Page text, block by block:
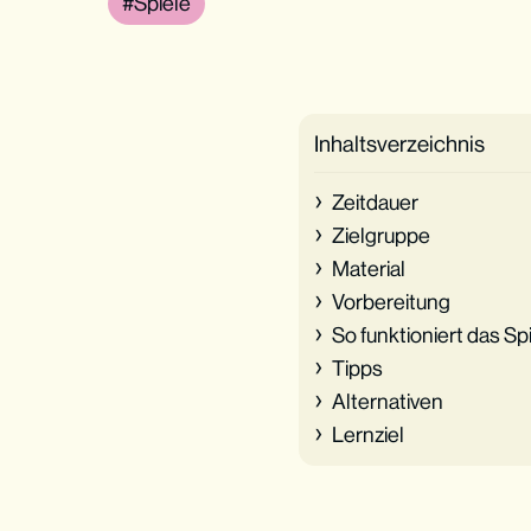
Inhaltsverzeichnis
Zeitdauer
Zielgruppe
Material
Vorbereitung
So funktioniert das
Tipps
Alternativen
Lernziel